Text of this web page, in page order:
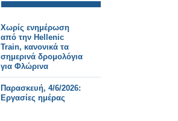
Χωρίς ενημέρωση
από την Hellenic
Train, κανονικά τα
σημερινά δρομολόγια
για Φλώρινα
Παρασκευή, 4/6/2026:
Εργασίες ημέρας